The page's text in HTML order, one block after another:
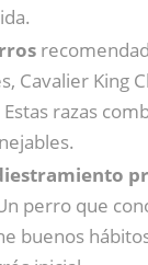
Cavalier King
razas
perro que
buenos